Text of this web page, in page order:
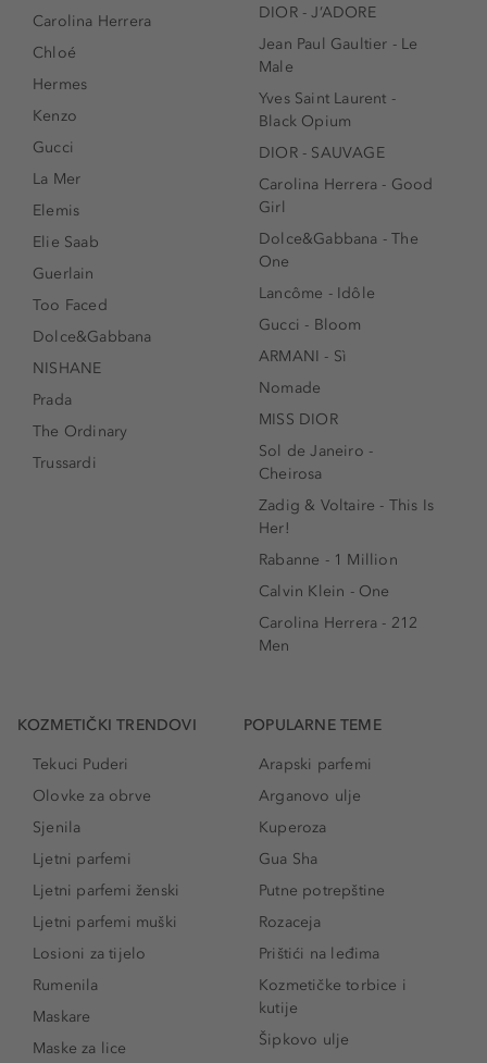
Carolina Herrera
Chloé
Hermes
Kenzo
Gucci
La Mer
Elemis
Elie Saab
Guerlain
Too Faced
Dolce&Gabbana
NISHANE
Prada
The Ordinary
Trussardi
DIOR - J’ADORE
Jean Paul Gaultier - Le
Male
Yves Saint Laurent -
Black Opium
DIOR - SAUVAGE
Carolina Herrera - Good
Girl
Dolce&Gabbana - The
One
Lancôme - Idôle
Gucci - Bloom
ARMANI - Sì
Nomade
MISS DIOR
Sol de Janeiro -
Cheirosa
Zadig & Voltaire - This Is
Her!
Rabanne - 1 Million
Calvin Klein - One
Carolina Herrera - 212
Men
KOZMETIČKI TRENDOVI
Tekuci Puderi
Olovke za obrve
Sjenila
Ljetni parfemi
Ljetni parfemi ženski
Ljetni parfemi muški
Losioni za tijelo
Rumenila
Maskare
Maske za lice
POPULARNE TEME
Arapski parfemi
Arganovo ulje
Kuperoza
Gua Sha
Putne potrepštine
Rozaceja
Prištići na leđima
Kozmetičke torbice i
kutije
Šipkovo ulje